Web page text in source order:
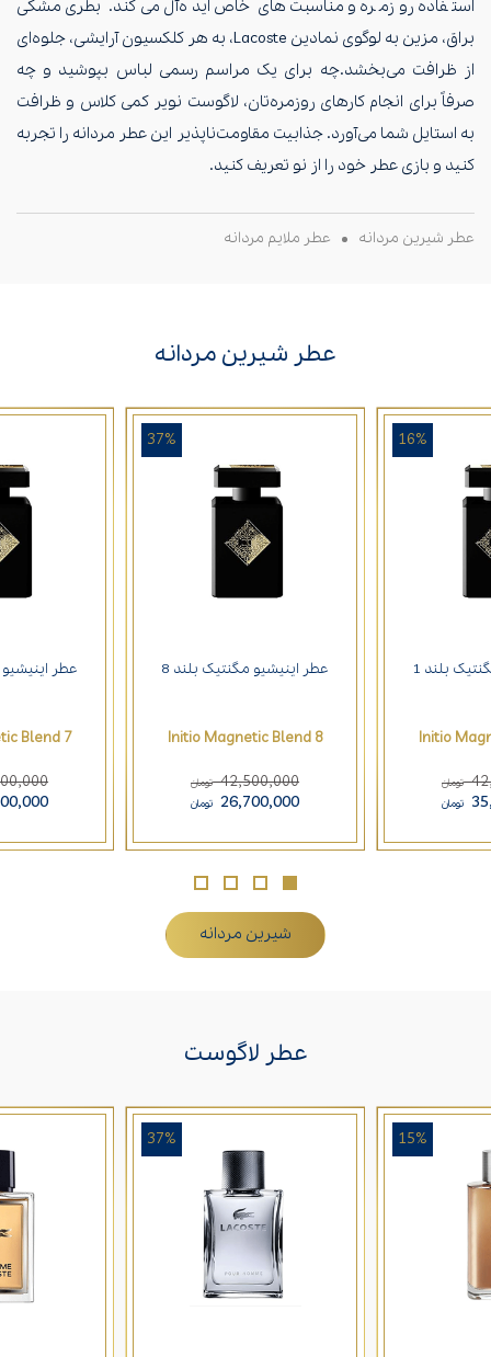
استفاده روزمره و مناسبت‌های خاص ایده‌آل می‌کند. بطری مشکی
براق، مزین به لوگوی نمادین Lacoste، به هر کلکسیون آرایشی، جلوه‌ای
از ظرافت می‌بخشد.چه برای یک مراسم رسمی لباس بپوشید و چه
صرفاً برای انجام کارهای روزمره‌تان، لاگوست نویر کمی کلاس و ظرافت
به استایل شما می‌آورد. جذابیت مقاومت‌ناپذیر این عطر مردانه را تجربه
کنید و بازی عطر خود را از نو تعریف کنید.
عطر شیرین مردانه عطر ملایم مردانه
عطر شیرین مردانه
16%
بلند 1
Initio
تومان
تومان
37%
عطر اینیشیو مگنتیک بلند 8
Initio Magnetic Blend 8
42,500,000 تومان
26,700,000 تومان
عطر
Blend 7
شیرین مردانه
عطر لاگوست
15%
37%